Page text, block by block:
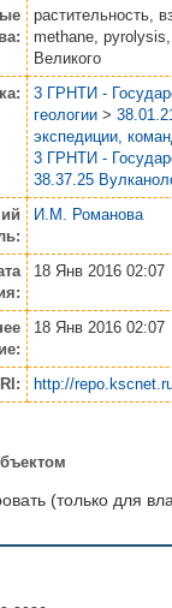
растительность,
methane,
Великого
3 ГРНТИ -
геологии >
экспедиции,
3 ГРНТИ -
38.37.25
И.М. Романова
18 Янв 2016 02:07
18 Янв 2016 02:07
http://
(только для